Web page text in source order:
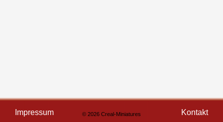
Impressum © 2026 Creal-Miniatures Kontakt